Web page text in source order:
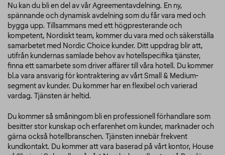
Nu kan du bli en del av vår Agreementavdelning. En ny,
spännande och dynamisk avdelning som du får vara med och
bygga upp. Tillsammans med ett högpresterande och
kompetent, Nordiskt team, kommer du vara med och säkerställa
samarbetet med Nordic Choice kunder. Ditt uppdrag blir att,
utifrån kundernas samlade behov av hotellspecifika tjänster,
finna ett samarbete som driver affärer till våra hotell. Du kommer
bl.a vara ansvarig för kontraktering av vårt Small & Medium-
segment av kunder. Du kommer har en flexibel och varierad
vardag. Tjänsten är heltid.
Du kommer så småningom bli en professionell förhandlare som
besitter stor kunskap och erfarenhet om kunder, marknader och
gärna också hotellbranschen. Tjänsten innebär frekvent
kundkontakt. Du kommer att vara baserad på vårt kontor, House